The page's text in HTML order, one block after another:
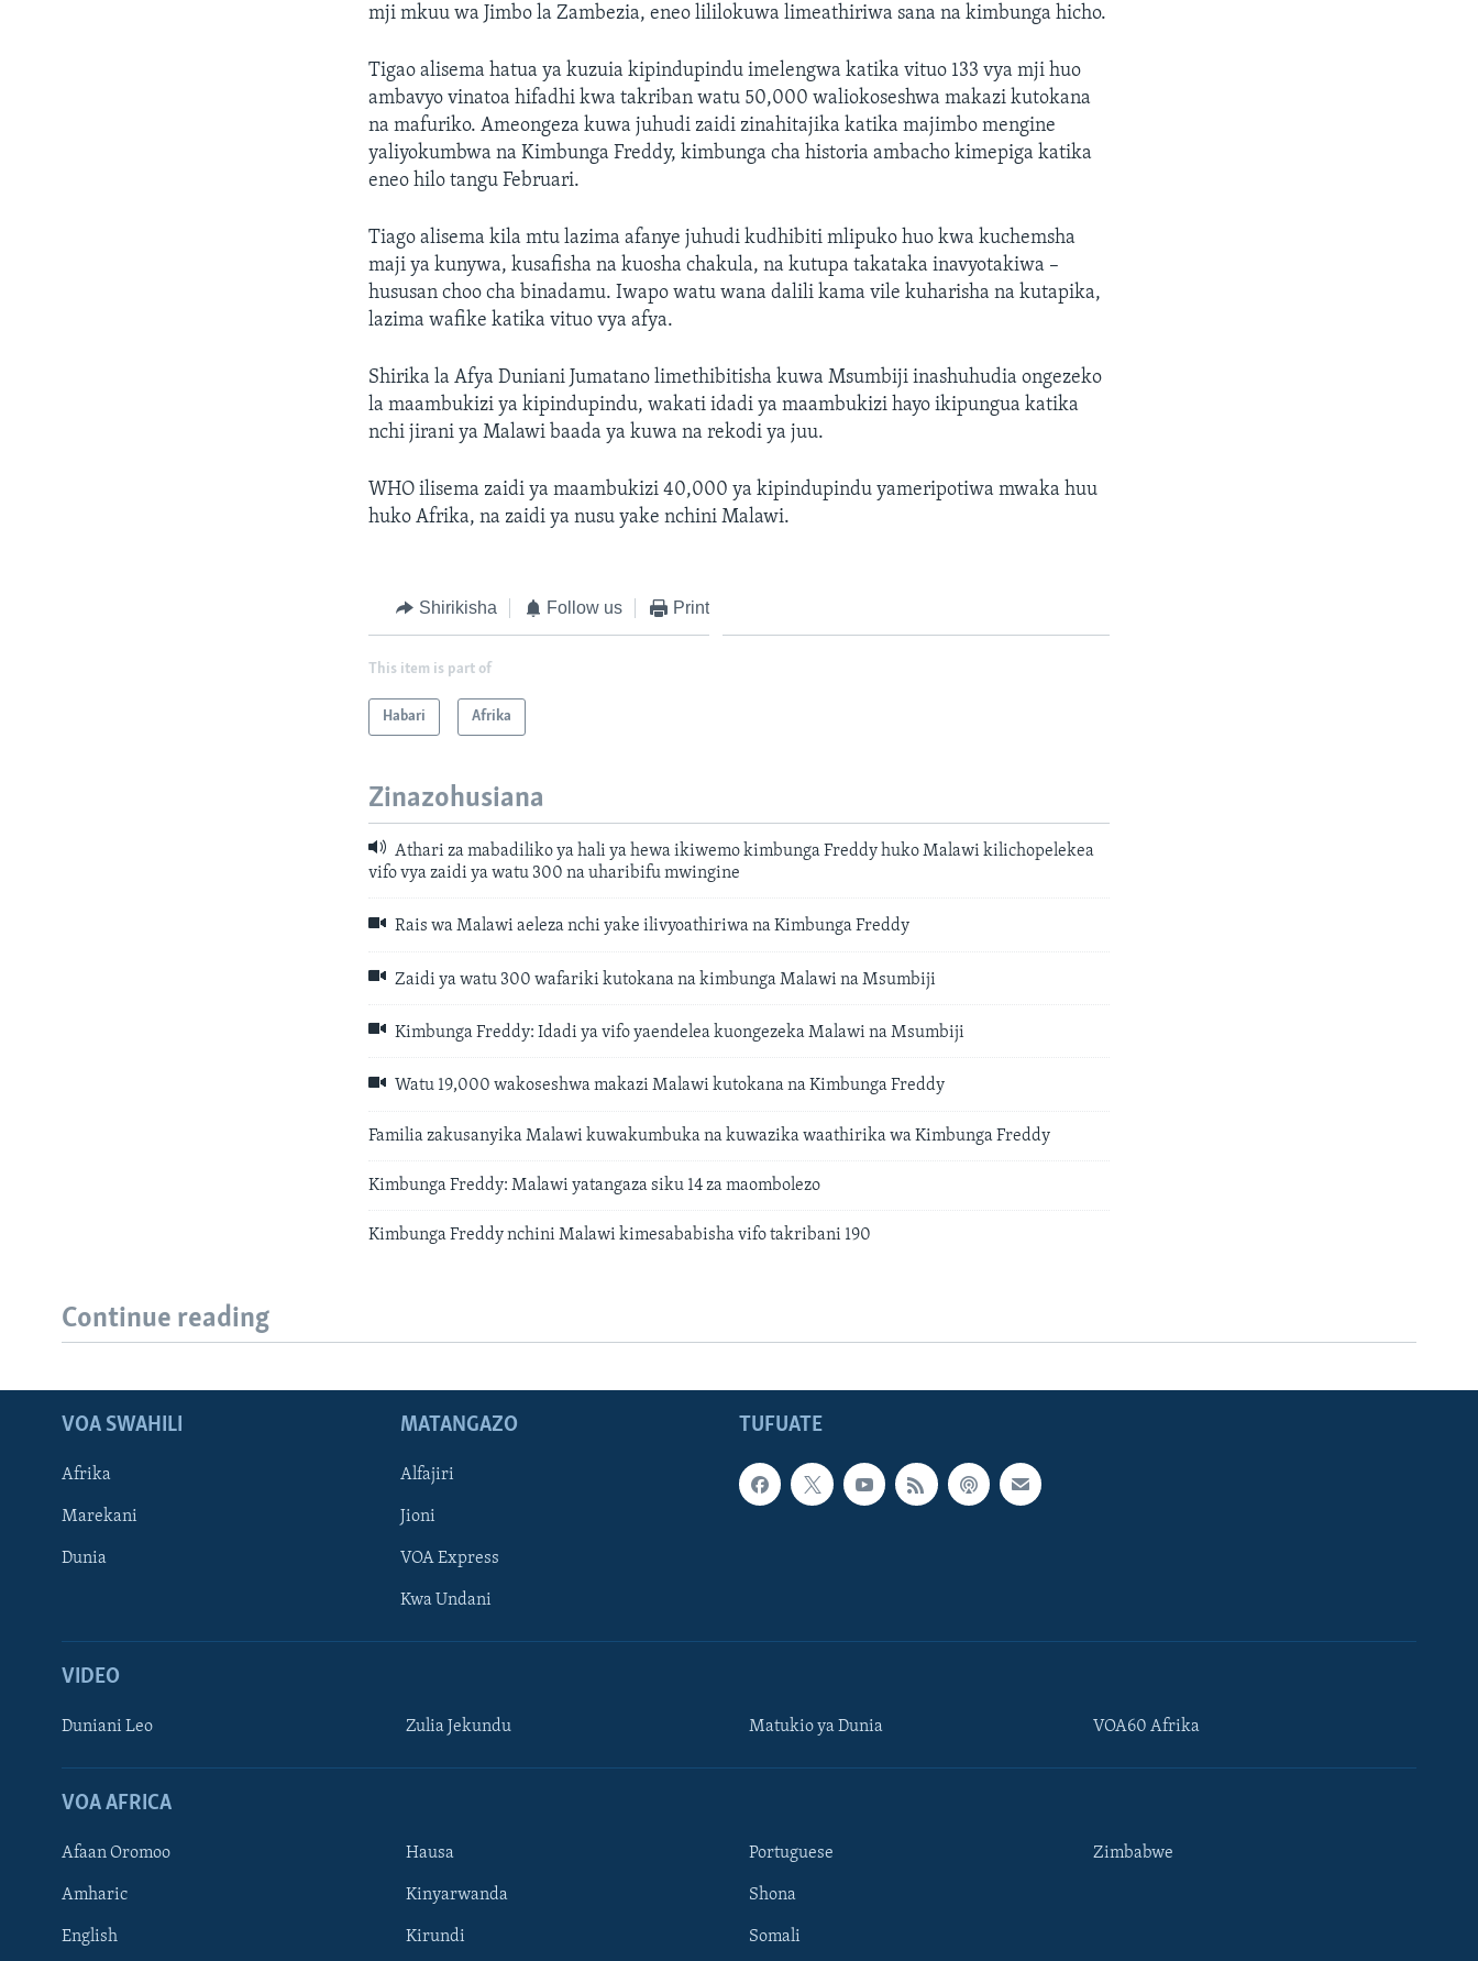
mji mkuu wa Jimbo la Zambezia, eneo lililokuwa limeathiriwa sana na kimbunga hicho.
Tigao alisema hatua ya kuzuia kipindupindu imelengwa katika vituo 133 vya mji huo
ambavyo vinatoa hifadhi kwa takriban watu 50,000 waliokoseshwa makazi kutokana
na mafuriko. Ameongeza kuwa juhudi zaidi zinahitajika katika majimbo mengine
yaliyokumbwa na Kimbunga Freddy, kimbunga cha historia ambacho kimepiga katika
eneo hilo tangu Februari.
Tiago alisema kila mtu lazima afanye juhudi kudhibiti mlipuko huo kwa kuchemsha
maji ya kunywa, kusafisha na kuosha chakula, na kutupa takataka inavyotakiwa –
hususan choo cha binadamu. Iwapo watu wana dalili kama vile kuharisha na kutapika,
lazima wafike katika vituo vya afya.
Shirika la Afya Duniani Jumatano limethibitisha kuwa Msumbiji inashuhudia ongezeko
la maambukizi ya kipindupindu, wakati idadi ya maambukizi hayo ikipungua katika
nchi jirani ya Malawi baada ya kuwa na rekodi ya juu.
WHO ilisema zaidi ya maambukizi 40,000 ya kipindupindu yameripotiwa mwaka huu
huko Afrika, na zaidi ya nusu yake nchini Malawi.
Shirikisha Follow us Print
This item is part of
Habari Afrika
Zinazohusiana
Athari za mabadiliko ya hali ya hewa ikiwemo kimbunga Freddy huko Malawi kilichopelekea
vifo vya zaidi ya watu 300 na uharibifu mwingine
Rais wa Malawi aeleza nchi yake ilivyoathiriwa na Kimbunga Freddy
Zaidi ya watu 300 wafariki kutokana na kimbunga Malawi na Msumbiji
Kimbunga Freddy: Idadi ya vifo yaendelea kuongezeka Malawi na Msumbiji
Watu 19,000 wakoseshwa makazi Malawi kutokana na Kimbunga Freddy
Familia zakusanyika Malawi kuwakumbuka na kuwazika waathirika wa Kimbunga Freddy
Kimbunga Freddy: Malawi yatangaza siku 14 za maombolezo
Kimbunga Freddy nchini Malawi kimesababisha vifo takribani 190
Continue reading
TUFUATE
VOA SWAHILI
Afrika
Marekani
Dunia
MATANGAZO
Alfajiri
Jioni
VOA Express
Kwa Undani
VIDEO
Duniani Leo Zulia Jekundu Matukio ya Dunia VOA60 Afrika
VOA AFRICA
Afaan Oromoo
Amharic
English
Hausa
Kinyarwanda
Kirundi
Portuguese
Shona
Somali
Zimbabwe